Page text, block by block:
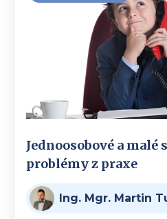
Jednoosobové a malé
problémy z praxe
Ing. Mgr. Martin